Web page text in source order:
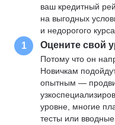
ваш кредитный
на выгодных
и недорогого
1 Оцените свой
Потому что он
Новичкам
опытным —
уровне, многие
тесты или вводные